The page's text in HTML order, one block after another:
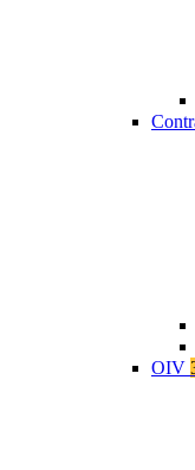
OIV